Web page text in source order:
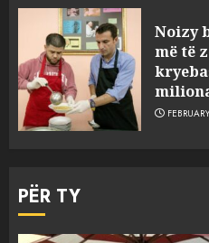
Noizy
më të
PËR TY
3 MARCH
MARCH